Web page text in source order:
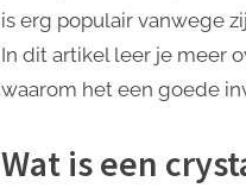
is erg populair vanwege
In dit artikel leer je meer
waarom het een goede
Wat is een